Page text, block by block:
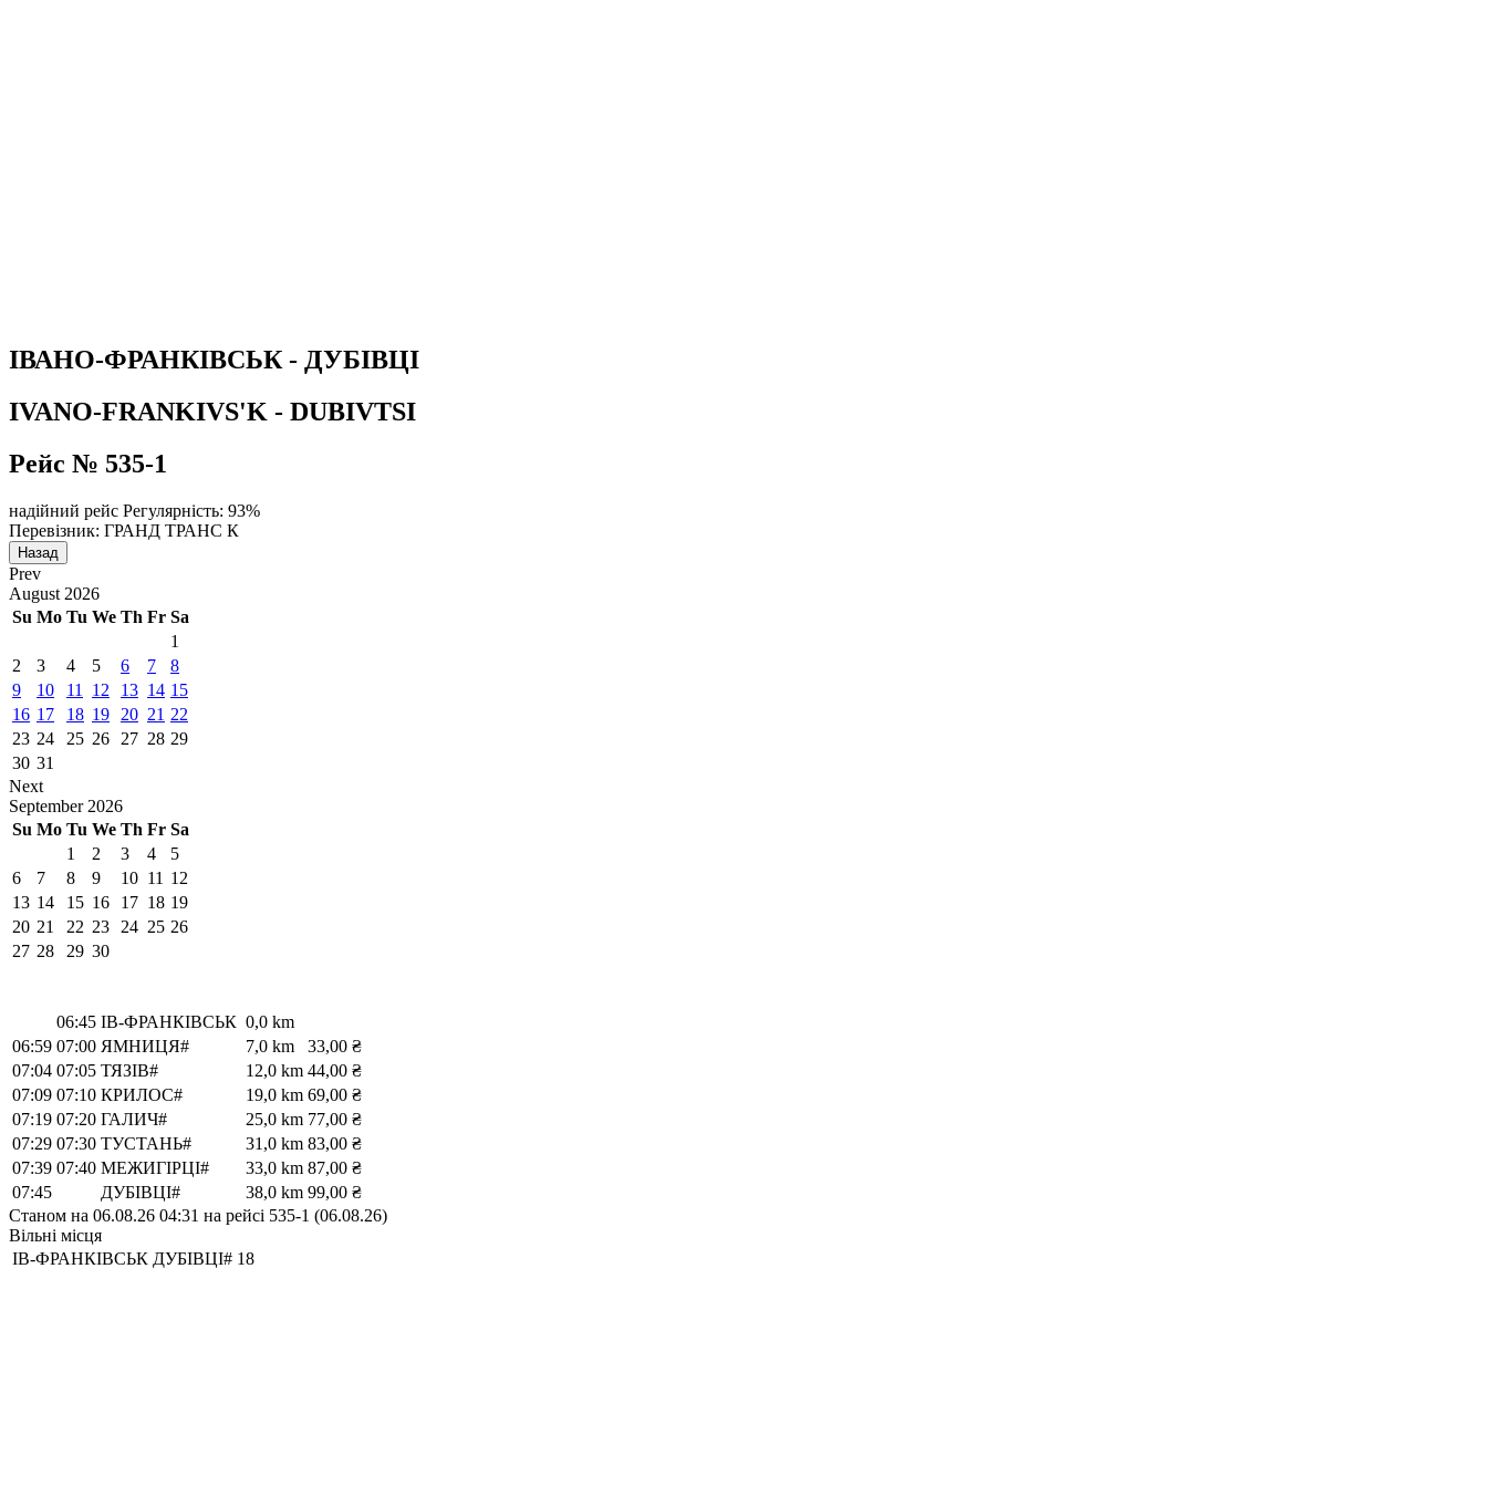
ІВАНО-ФРАНКІВСЬК - ДУБІВЦІ
IVANO-FRANKIVS'K - DUBIVTSI
Рейс № 535-1
надійний рейс Регулярність: 93%
Перевізник: ГРАНД ТРАНС К
Назад
Prev
August 2026
Su Mo Tu We Th Fr Sa
1
2
3 4 5 6 7
8
9
10 11 12 13 14 15
16 17 18 19 20 21 22
23 24 25 26 27 28 29
30 31
Next
September 2026
Su Mo Tu We Th Fr Sa
1
2 3 4
5
6
7 8 9 10 11 12
13 14 15 16 17 18 19
20 21 22 23 24 25 26
27 28 29 30
06:45 ІВ-ФРАНКІВСЬК 0,0 km
06:59 07:00 ЯМНИЦЯ# 7,0 km
33,00 ₴
07:04 07:05 ТЯЗІВ# 12,0 km 44,00 ₴
07:09 07:10 КРИЛОС# 19,0 km 69,00 ₴
07:19 07:20 ГАЛИЧ# 25,0 km 77,00 ₴
07:29 07:30 ТУСТАНЬ# 31,0 km 83,00 ₴
07:39 07:40 МЕЖИГІРЦІ# 33,0 km 87,00 ₴
07:45
ДУБІВЦІ# 38,0 km 99,00 ₴
Станом на 06.08.26 04:31 на рейсі 535-1 (06.08.26)
Вільні місця
ІВ-ФРАНКІВСЬК ДУБІВЦІ# 18